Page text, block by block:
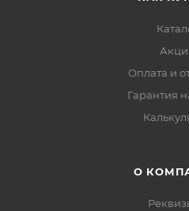
Оплата и
Гарантия
О